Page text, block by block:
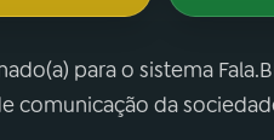
para o sistema
comunicação da